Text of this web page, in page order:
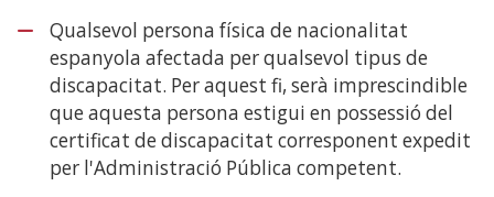
Qualsevol persona física de nacionalitat
espanyola afectada per qualsevol tipus de
discapacitat. Per aquest fi, serà imprescindible
que aquesta persona estigui en possessió del
certificat de discapacitat corresponent expedit
per l'Administració Pública competent.